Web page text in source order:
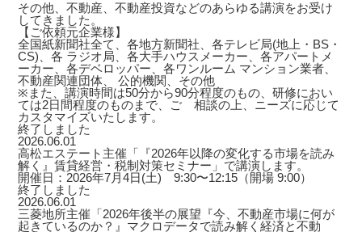
その他、不動産、不動産投資などのあらゆる講演をお受け
してきました。
【ご依頼元企業様】
全国紙新聞社全て、各地方新聞社、各テレビ局(地上・BS・
CS)、各 ラジオ局、各大手ハウスメーカー、各アパートメ
ーカー、各デベロッパー、各ワンルーム マンション業者、
不動産関連団体、 公的機関、その他
※また、講演時間は50分から90分程度のもの、研修におい
ては2日間程度のものまで、ご゙相談の上、ニーズに応じて
カスタマイズいたします。
終了しました
2026.06.01
高松エステート主催「『2026年以降の変化する市場を読み
解く』賃貸経営・税制対策セミナー」で講演します。
開催日：2026年7月4日(土) 9:30〜12:15（開場 9:00）
終了しました
2026.06.01
三菱地所主催「2026年後半の展望『今、不動産市場に何が
起きているのか？』マクロデータで読み解く経済と不動